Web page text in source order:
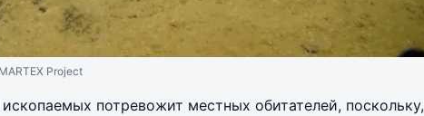
Project
потревожит местных обитателей, поскольку,